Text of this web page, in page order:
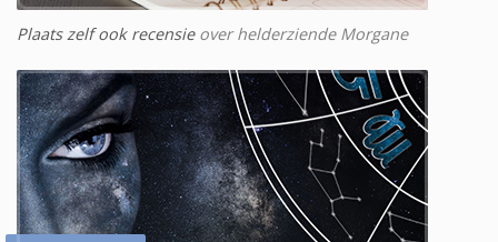
Plaats zelf ook recensieover helderziende Morgane